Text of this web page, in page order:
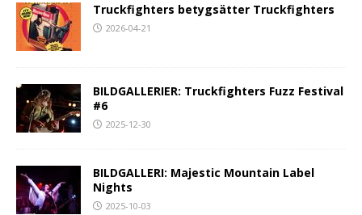
Truckfighters betygsätter Truckfighters
2026-04-21
BILDGALLERIER: Truckfighters Fuzz Festival
#6
2025-12-30
BILDGALLERI: Majestic Mountain Label
Nights
2025-10-03